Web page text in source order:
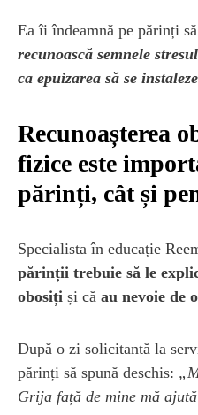
Ea îi îndeamnă pe părinți
recunoască semnele
ca epuizarea să se
Recunoașterea
fizice este
părinți, cât și
Specialista în educație
părinții trebuie să le
obosiți și că au nevoie de
După o zi solicitantă la
părinți să spună deschis:
Grija față de mine mă